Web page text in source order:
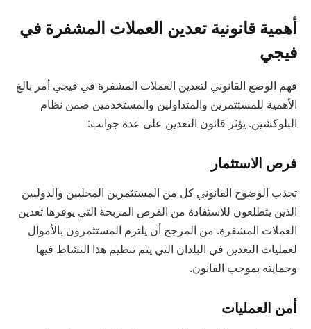
أهمية قانونية تعدين العملات المشفرة في
فيجي
فهم الوضع القانوني لتعدين العملات المشفرة في فيجي أمر بالغ
الأهمية للمستثمرين والمتداولين والمستخدمين ضمن نظام
البلوكشين. يؤثر قانون التعدين على عدة جوانب:
فرص الاستثمار
تجذب الوضوح القانوني كل من المستثمرين المحليين والدوليين
الذين يتطلعون للاستفادة من الفرص المربحة التي يوفرها تعدين
العملات المشفرة. من المرجح أن يلتزم المستثمرون بالأموال
لعمليات التعدين في البلدان التي يتم تنظيم هذا النشاط فيها
وحمايته بموجب القانون.
أمن العمليات